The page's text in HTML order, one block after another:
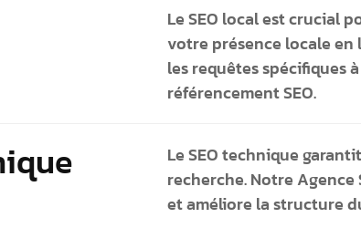
Le SEO local est crucial
votre présence locale
les requêtes spécifiques
référencement SEO.
Le SEO technique
recherche. Notre
et améliore la structure